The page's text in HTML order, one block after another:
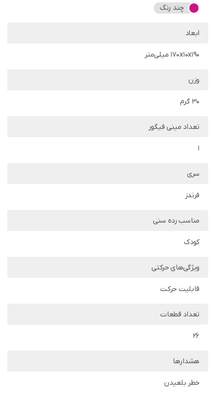
چند رنگ
ابعاد
170x10x190 میلی‌متر
وزن
30 گرم
تعداد مینی فیگور
1
سری
فرندز
مناسب رده سنی
کودک
ویژگی‌های حرکتی
قابلیت حرکت
تعداد قطعات
26
هشدارها
خطر بلعیدن